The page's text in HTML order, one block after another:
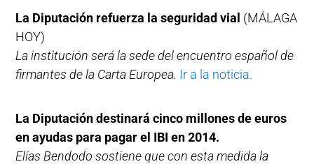
La Diputación refuerza la seguridad vial (MÁLAGA
HOY)
La institución será la sede del encuentro español de
firmantes de la Carta Europea. Ir a la noticia.
La Diputación destinará cinco millones de euros
en ayudas para pagar el IBI en 2014.
Elías Bendodo sostiene que con esta medida la